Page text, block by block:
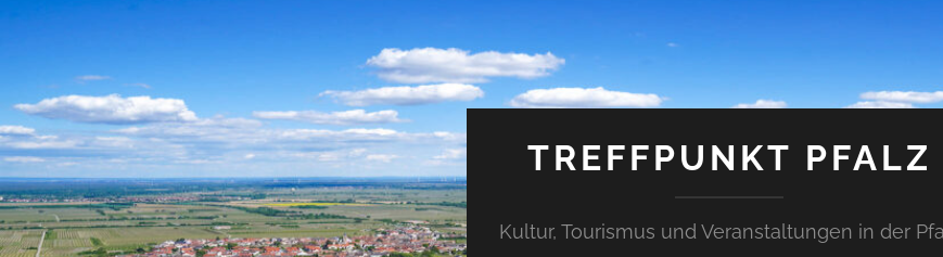
TREFFPUNKT PFALZ
Kultur, Tourismus und Veranstaltungen in der